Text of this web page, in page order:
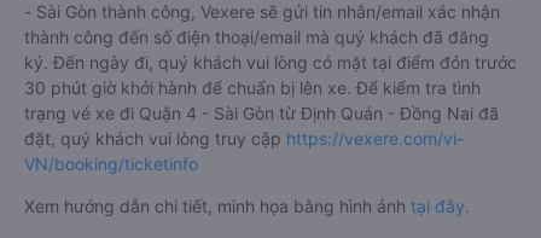
- Sài Gòn thành công, Vexere sẽ gửi tin nhắn/email xác nhận
thành công đến số điện thoại/email mà quý khách đã đăng
ký. Đến ngày đi, quý khách vui lòng có mặt tại điểm đón trước
30 phút giờ khởi hành để chuẩn bị lên xe. Để kiểm tra tình
trạng vé xe đi Quận 4 - Sài Gòn từ Định Quán - Đồng Nai đã
đặt, quý khách vui lòng truy cập https://vexere.com/vi-
VN/booking/ticketinfo
Xem hướng dẫn chi tiết, minh họa bằng hình ảnh tại đây.